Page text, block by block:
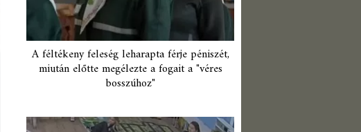
A féltékeny feleség leharapta férje péniszét,
miután előtte megélezte a fogait a "véres
bosszúhoz"